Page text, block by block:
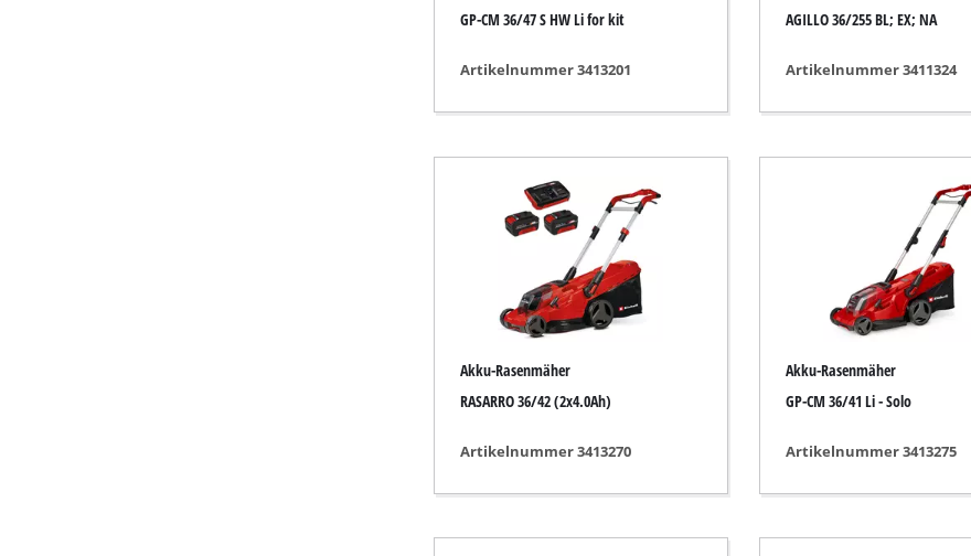
Elektro-Kompressoren
Druckluftgeräte
Auto-Kompressoren
Schneide- / Trennmaschinen
Astsägen
Hochdruckreiniger
Häcksler
Oberflächenbürsten
Fugenreiniger
Grasscheren
Laubsauger
GP-CM 36/47 S HW Li for kit
Artikelnummer 3413201
AGILLO 36/255 BL; EX; NA
Artikelnummer 3411324
Akku-Rasenmäher
RASARRO 36/42 (2x4.0Ah)
Artikelnummer 3413270
Akku-Rasenmäher
GP-CM 36/41 Li - Solo
Artikelnummer 3413275